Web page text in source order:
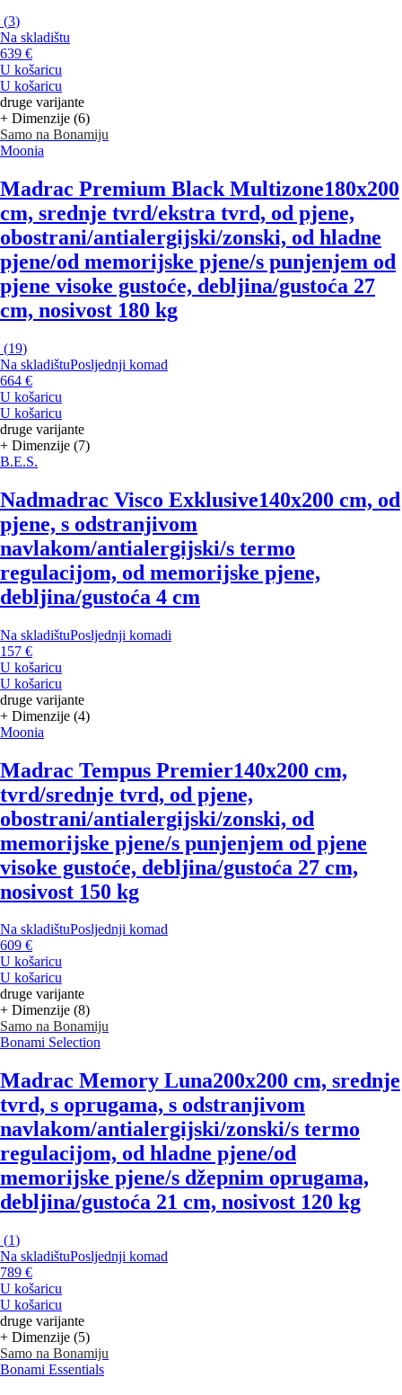
(3)
Na skladištu
639 €
U košaricu
U košaricu
druge varijante
+ Dimenzije (6)
Samo na Bonamiju
Moonia
Madrac Premium Black Multizone180x200
cm, srednje tvrd/ekstra tvrd, od pjene,
obostrani/antialergijski/zonski, od hladne
pjene/od memorijske pjene/s punjenjem od
pjene visoke gustoće, debljina/gustoća 27
cm, nosivost 180 kg
(19)
Na skladištuPosljednji komad
664 €
U košaricu
U košaricu
druge varijante
+ Dimenzije (7)
B.E.S.
Nadmadrac Visco Exklusive140x200 cm, od
pjene, s odstranjivom
navlakom/antialergijski/s termo
regulacijom, od memorijske pjene,
debljina/gustoća 4 cm
Na skladištuPosljednji komadi
157 €
U košaricu
U košaricu
druge varijante
+ Dimenzije (4)
Moonia
Madrac Tempus Premier140x200 cm,
tvrd/srednje tvrd, od pjene,
obostrani/antialergijski/zonski, od
memorijske pjene/s punjenjem od pjene
visoke gustoće, debljina/gustoća 27 cm,
nosivost 150 kg
Na skladištuPosljednji komad
609 €
U košaricu
U košaricu
druge varijante
+ Dimenzije (8)
Samo na Bonamiju
Bonami Selection
Madrac Memory Luna200x200 cm, srednje
tvrd, s oprugama, s odstranjivom
navlakom/antialergijski/zonski/s termo
regulacijom, od hladne pjene/od
memorijske pjene/s džepnim oprugama,
debljina/gustoća 21 cm, nosivost 120 kg
(1)
Na skladištuPosljednji komad
789 €
U košaricu
U košaricu
druge varijante
+ Dimenzije (5)
Samo na Bonamiju
Bonami Essentials